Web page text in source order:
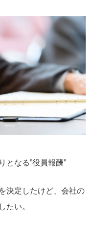
となる”役員報酬”
決定したけど、会社の
たい。